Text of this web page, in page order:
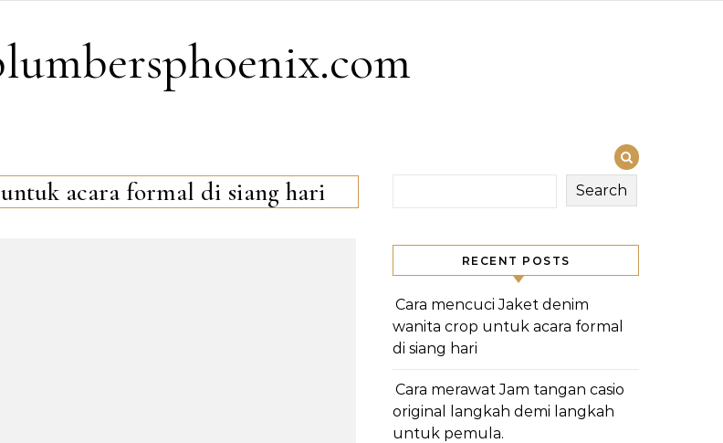
acara formal di siang hari Search
RECENT POSTS
Cara mencuci Jaket denim
wanita crop untuk acara formal
di siang hari
Cara merawat Jam tangan casio
original langkah demi langkah
untuk pemula.